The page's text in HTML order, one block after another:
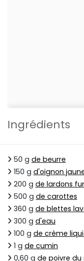
Ingrédients
50 g de beurre
150 g d'oignon
200 g de lardons
500 g de carottes
360 g de blettes
300 g d'eau
100 g de crème
1 g de cumin
0,60 g de poivre du